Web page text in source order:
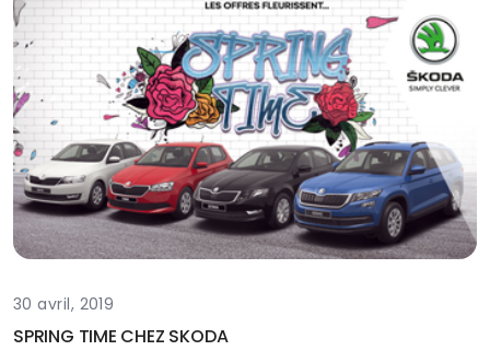
30 avril, 2019
SPRING TIME CHEZ SKODA